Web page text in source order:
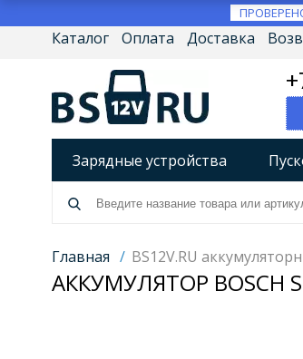
Каталог Оплата Доставка
Зарядные устройства
Разрядно-диагностические
Источники бесперебойного
Товары по брендам
Главная / BS12V.RU
АККУМУЛЯТОР BOSCH